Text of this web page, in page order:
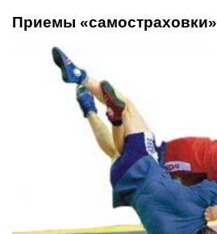
Приемы «самостраховки»